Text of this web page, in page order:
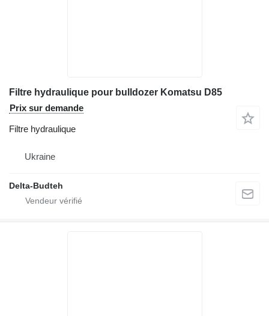
Filtre hydraulique pour bulldozer Komatsu D85
Prix sur demande
Filtre hydraulique
Ukraine
Delta-Budteh